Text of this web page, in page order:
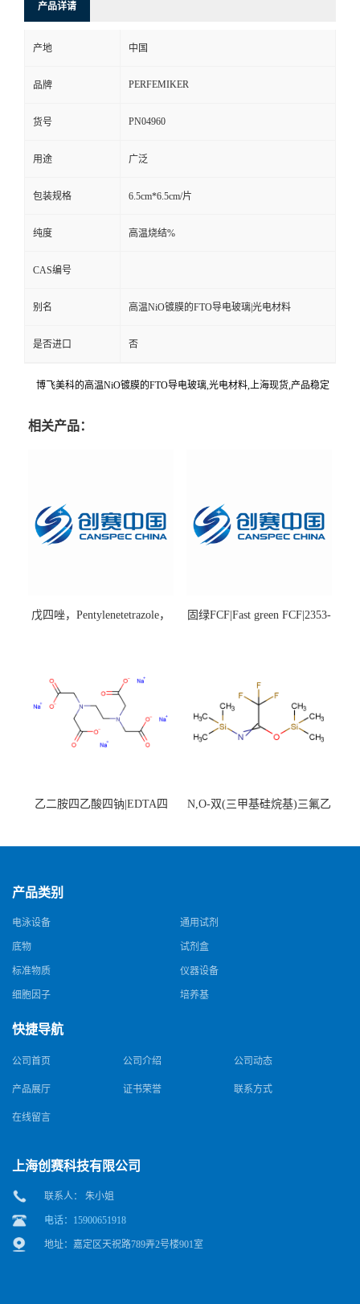
产品详请
产地 中国
品牌 PERFEMIKER
货号 PN04960
用途 广泛
包装规格 6.5cm*6.5cm/片
纯度 高温烧结%
CAS编号
别名 高温NiO镀膜的FTO导电玻璃|光电材料
是否进口 否
博飞美科的高温NiO镀膜的FTO导电玻璃,光电材料,上海现货,产品稳定
相关产品：
戊四唑，Pentylenetetrazole，
固绿FCF|Fast green FCF|2353-
乙二胺四乙酸四钠|EDTA四
N,O-双(三甲基硅烷基)三氟乙
产品类别
电泳设备 通用试剂
底物 试剂盒
标准物质 仪器设备
细胞因子 培养基
快捷导航
公司首页 公司介绍 公司动态
产品展厅 证书荣誉 联系方式
在线留言
上海创赛科技有限公司
联系人： 朱小姐
电话：15900651918
地址：嘉定区天祝路789弄2号楼901室